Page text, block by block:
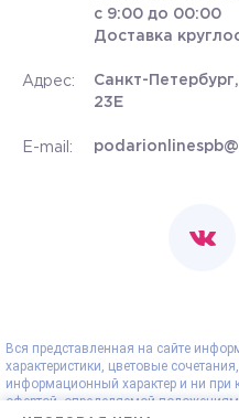
с 9:00 до 00:00
Доставка
Адрес:
Санкт-
23Е
E-mail:
Вся представленная на сайте
характеристики, цветовые
информационный характер и ни при
офертой, определяемой